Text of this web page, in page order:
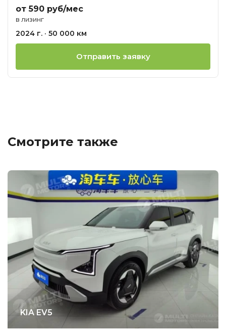
от 590 руб/мес
в лизинг
2024 г. · 50 000 км
Отправить заявку
Смотрите также
KIA EV5